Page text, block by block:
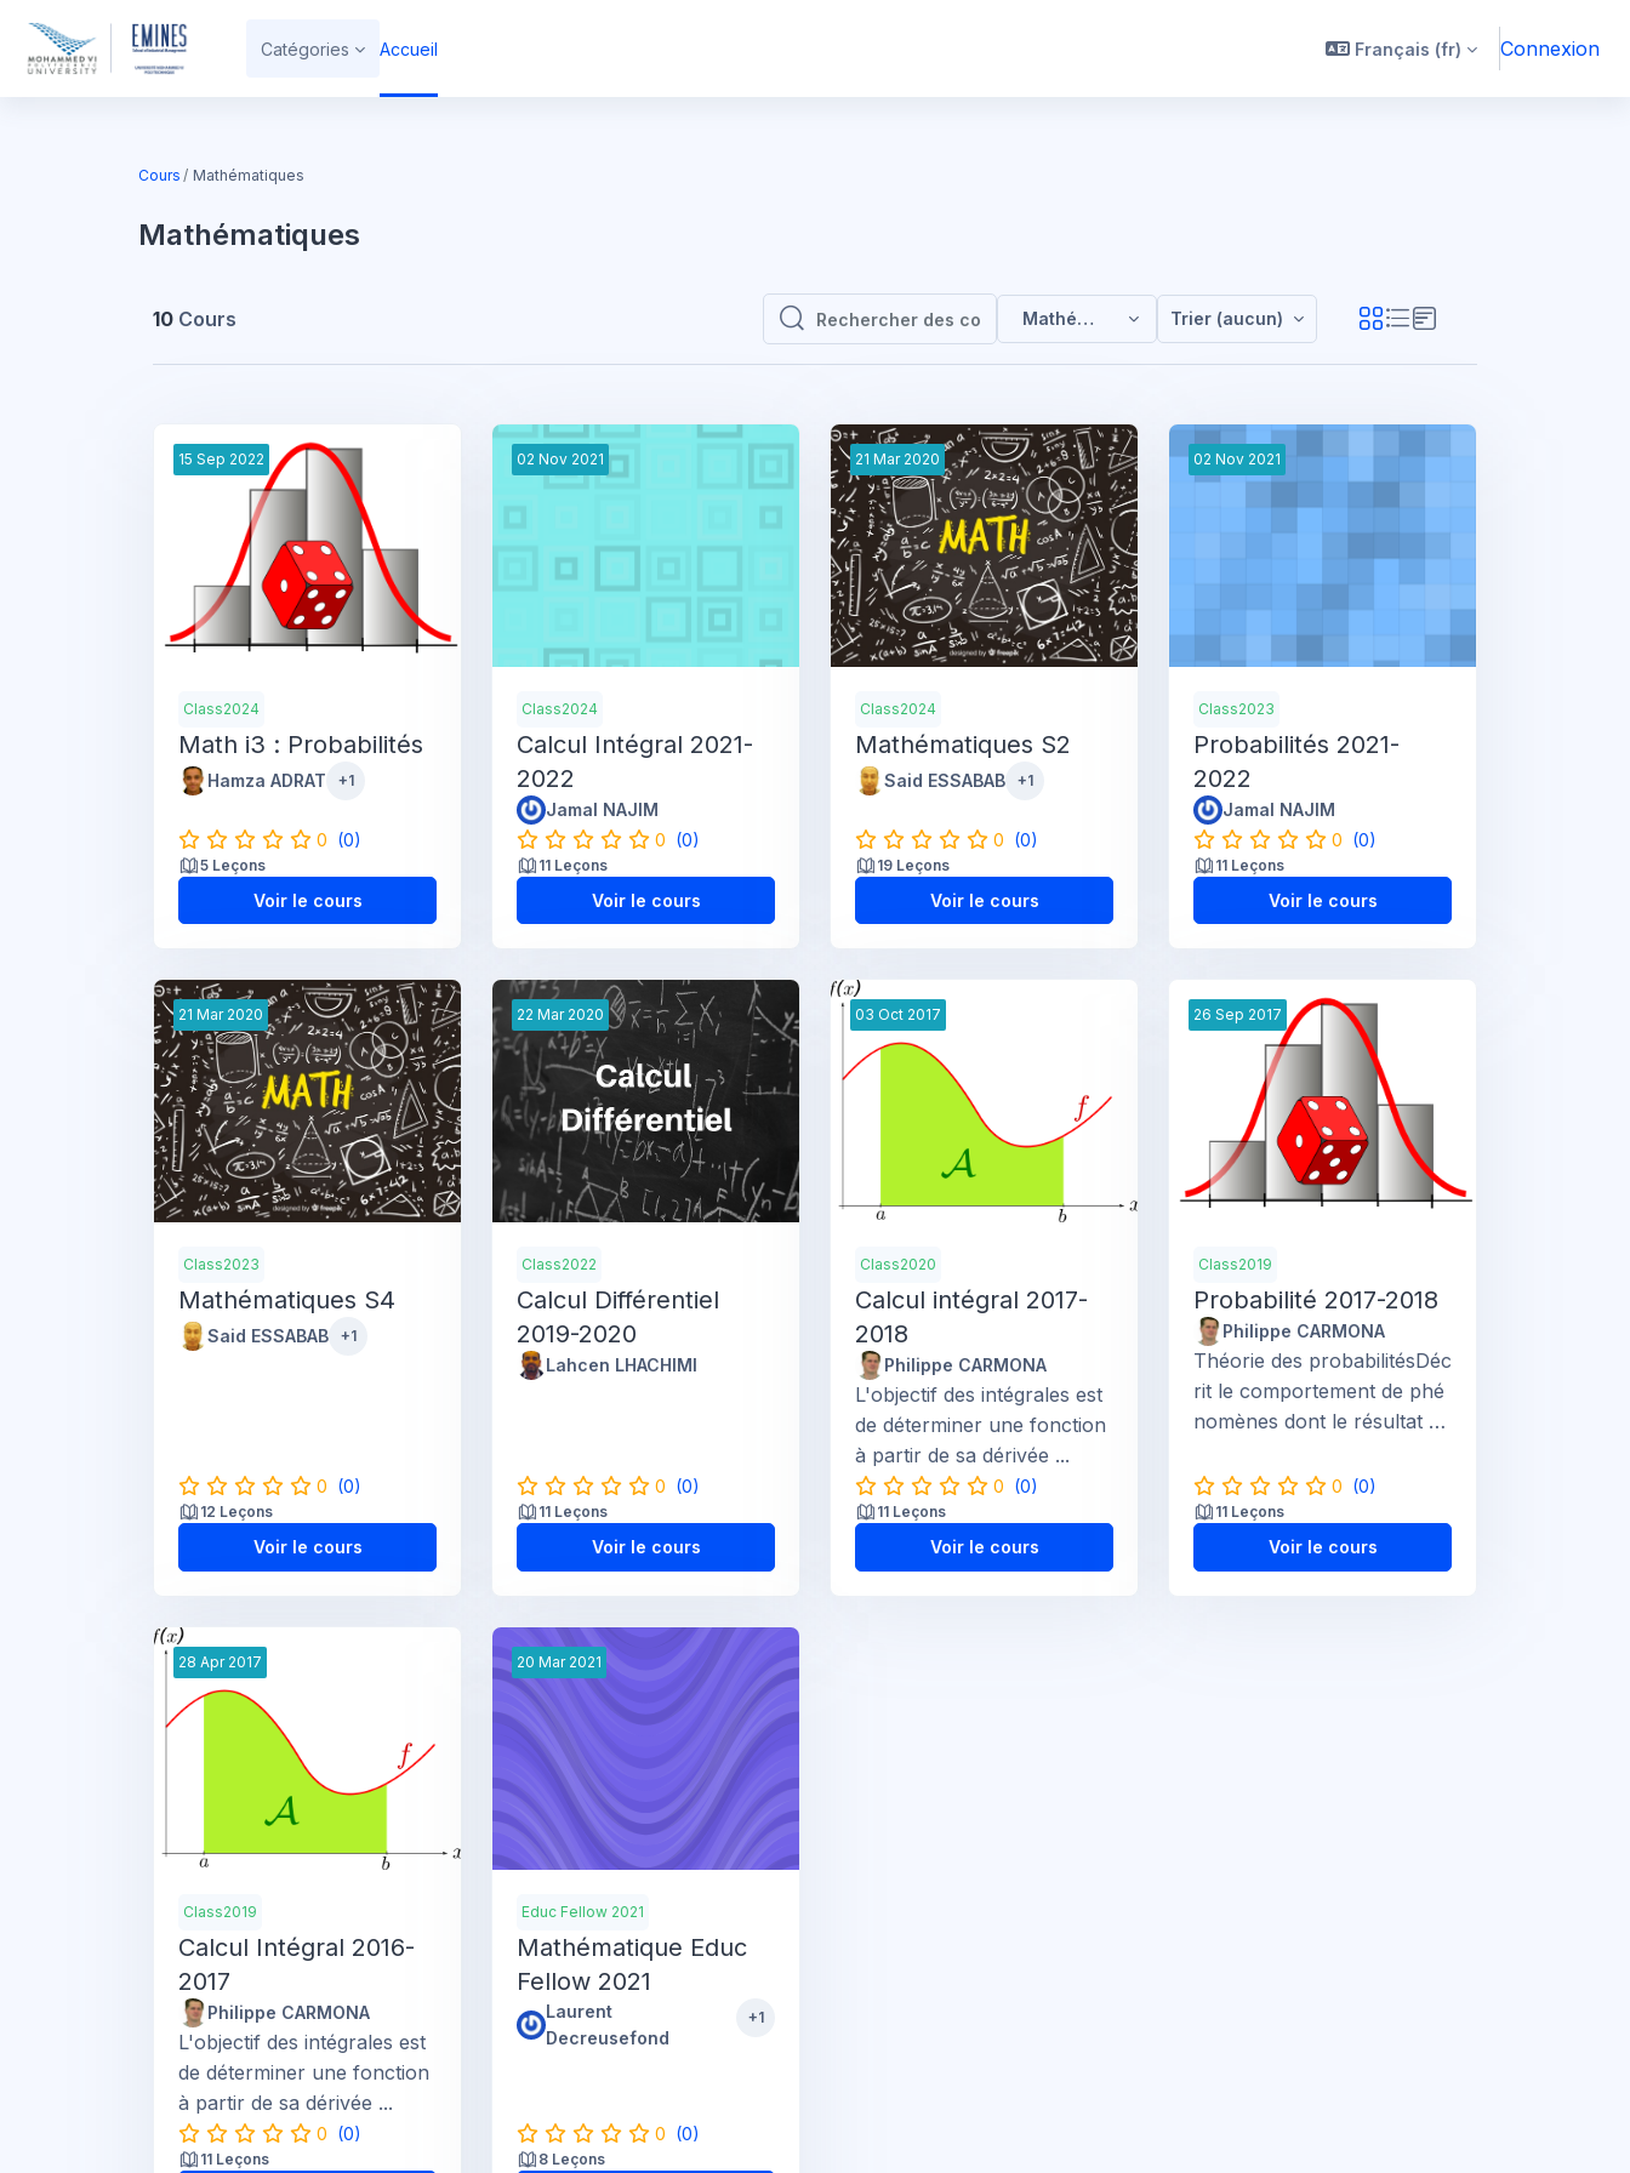
Catégories Accueil Français ‎(fr)‎ Connexion
Cours Mathématiques
Mathématiques
10 Cours
Rechercher des cours
Rechercher des cours
Mathématiques Trier (aucun)
15 Sep 2022
Class2024
Math i3 : Probabilités
Hamza ADRAT +1
0 (0)
5 Leçons
Voir le cours
02 Nov 2021
Class2024
Calcul Intégral 2021-
2022
Jamal NAJIM
0 (0)
11 Leçons
Voir le cours
21 Mar 2020
Class2024
Mathématiques S2
Said ESSABAB +1
0 (0)
19 Leçons
Voir le cours
02 Nov 2021
Class2023
Probabilités 2021-
2022
Jamal NAJIM
0 (0)
11 Leçons
Voir le cours
21 Mar 2020
Class2023
Mathématiques S4
Said ESSABAB +1
0 (0)
12 Leçons
Voir le cours
22 Mar 2020
Class2022
Calcul Différentiel
2019-2020
Lahcen LHACHIMI
0 (0)
11 Leçons
Voir le cours
03 Oct 2017
Class2020
Calcul intégral 2017-
2018
Philippe CARMONA
L'objectif des intégrales est
de déterminer une fonction
à partir de sa dérivée ...
0 (0)
11 Leçons
Voir le cours
26 Sep 2017
Class2019
Probabilité 2017-2018
Philippe CARMONA
Théorie des probabilitésDéc
rit le comportement de phé
nomènes dont le résultat e
0 (0)
11 Leçons
Voir le cours
28 Apr 2017
Class2019
Calcul Intégral 2016-
2017
Philippe CARMONA
L'objectif des intégrales est
de déterminer une fonction
à partir de sa dérivée ...
0 (0)
11 Leçons
20 Mar 2021
Educ Fellow 2021
Mathématique Educ
Fellow 2021
Laurent
Decreusefond
+1
0 (0)
8 Leçons